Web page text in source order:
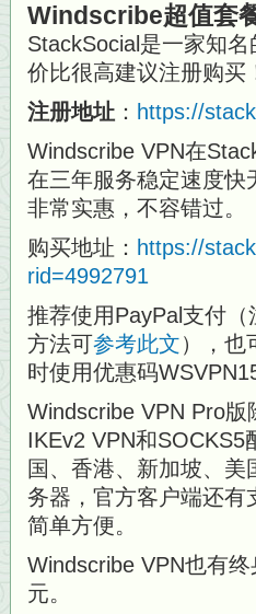
Windscribe超值套
StackSocial是一家知
价比很高建议注册购买
注册地址 ： https://
Windscribe VPN在
在三年服务稳定速度快
非常实惠，不容错过。
购买地址： https://
rid=4992791
推荐使用PayPal支付
方法可参考此文），也
时使用优惠码
Windscribe VPN Pro
IKEv2 VPN和
国、香港、新加坡、
务器，官方客户端还有
简单方便。
Windscribe VPN也有
元。